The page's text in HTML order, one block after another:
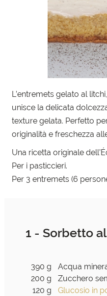
L’entremets gelato al
unisce la delicata
texture gelata. Perfetto
originalità e freschezza
Una ricetta originale
Per i pasticcieri.
Per 3 entremets (6
1 - Sorbetto
390 g
Acqua
200 g
Zucchero
120 g
Glucosio in